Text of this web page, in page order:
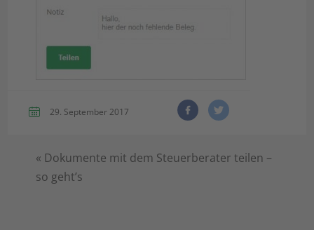
29. September 2017
« Dokumente mit dem Steuerberater teilen –
so geht’s